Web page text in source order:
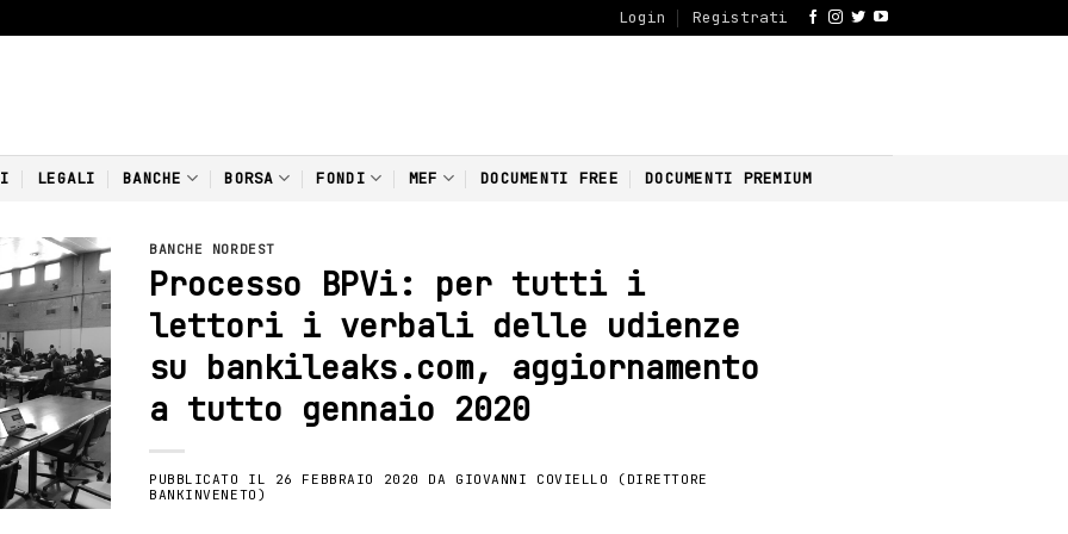
Login Registrati
LEGALI BANCHE BORSA FONDI MEF DOCUMENTI FREE DOCUMENTI PREMIUM
BANCHE NORDEST
Processo BPVi: per tutti i
lettori i verbali delle udienze
su bankileaks.com, aggiornamento
a tutto gennaio 2020
PUBBLICATO IL 26 FEBBRAIO 2020 DA GIOVANNI COVIELLO (DIRETTORE
BANKINVENETO)